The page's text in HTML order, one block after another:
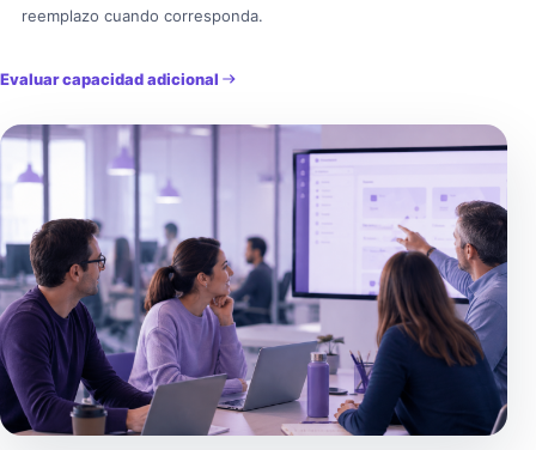
reemplazo cuando corresponda.
Evaluar capacidad adicional